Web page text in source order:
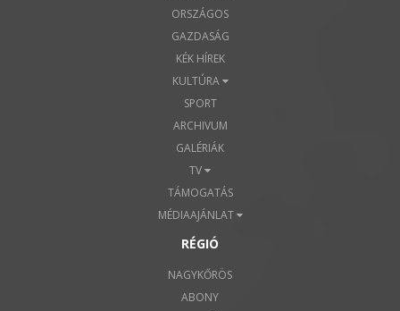
ORSZÁGOS
GAZDASÁG
KÉK HÍREK
KULTÚRA
SPORT
ARCHIVUM
GALÉRIÁK
TV
TÁMOGATÁS
MÉDIAAJÁNLAT
RÉGIÓ
NAGYKŐRÖS
ABONY